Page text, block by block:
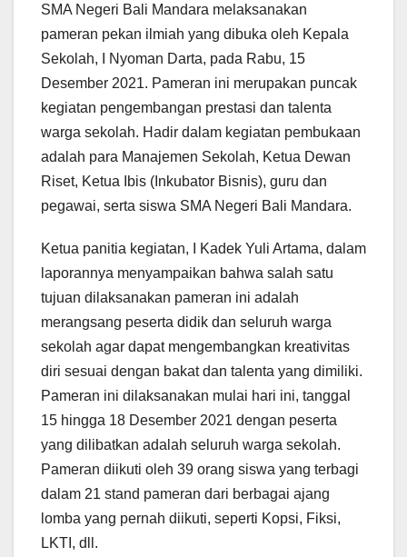
SMA Negeri Bali Mandara melaksanakan
pameran pekan ilmiah yang dibuka oleh Kepala
Sekolah, I Nyoman Darta, pada Rabu, 15
Desember 2021. Pameran ini merupakan puncak
kegiatan pengembangan prestasi dan talenta
warga sekolah. Hadir dalam kegiatan pembukaan
adalah para Manajemen Sekolah, Ketua Dewan
Riset, Ketua Ibis (Inkubator Bisnis), guru dan
pegawai, serta siswa SMA Negeri Bali Mandara.
Ketua panitia kegiatan, I Kadek Yuli Artama, dalam
laporannya menyampaikan bahwa salah satu
tujuan dilaksanakan pameran ini adalah
merangsang peserta didik dan seluruh warga
sekolah agar dapat mengembangkan kreativitas
diri sesuai dengan bakat dan talenta yang dimiliki.
Pameran ini dilaksanakan mulai hari ini, tanggal
15 hingga 18 Desember 2021 dengan peserta
yang dilibatkan adalah seluruh warga sekolah.
Pameran diikuti oleh 39 orang siswa yang terbagi
dalam 21 stand pameran dari berbagai ajang
lomba yang pernah diikuti, seperti Kopsi, Fiksi,
LKTI, dll.